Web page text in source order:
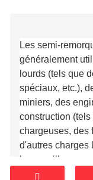
Les semi-
généralement
lourds (tels que
spéciaux, etc.),
miniers, des
construction
chargeuses, des
d'autres charges
bas, meilleures
grande est la